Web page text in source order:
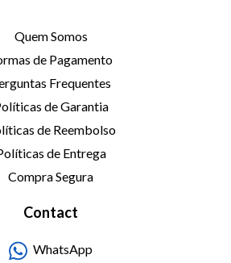
Quem Somos
de Pagamento
Frequentes
de Garantia
de Reembolso
de Entrega
Compra Segura
Contact
WhatsApp